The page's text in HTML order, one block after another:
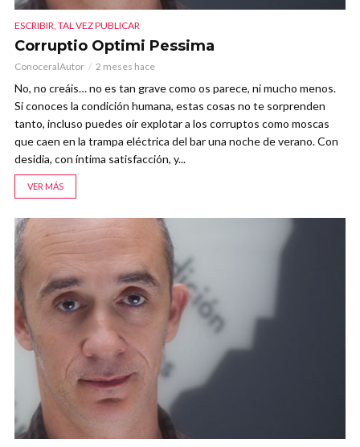
ESCRIBIR, TAL VEZ PUBLICAR
Corruptio Optimi Pessima
ConoceralAutor 2 meses hace
No, no creáis… no es tan grave como os parece, ni mucho menos.
Si conoces la condición humana, estas cosas no te sorprenden
tanto, incluso puedes oír explotar a los corruptos como moscas
que caen en la trampa eléctrica del bar una noche de verano. Con
desidia, con íntima satisfacción, y...
VER MÁS